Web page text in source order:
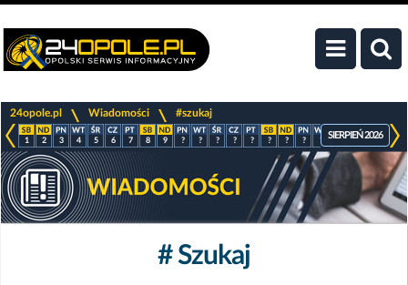
24opole.pl Wiadomości #szukaj
1 2 3 4 5 6 7 8 9 ? ? ? ? ? ? ? ? ? ? ? ?
SIERPIEŃ 2026
# Szukaj